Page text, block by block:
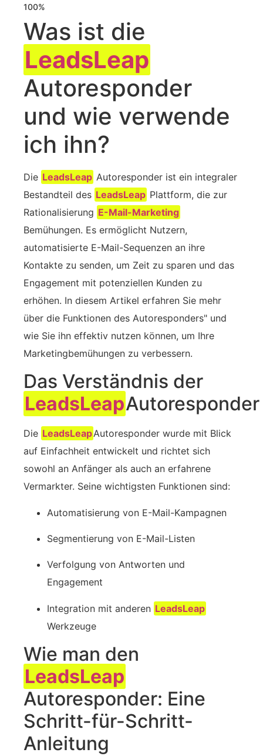
100%
Was ist die
LeadsLeap
Autoresponder
und wie verwende
ich ihn?
Die LeadsLeap Autoresponder ist ein integraler
Bestandteil des LeadsLeap Plattform, die zur
Rationalisierung E-Mail-Marketing
Bemühungen. Es ermöglicht Nutzern,
automatisierte E-Mail-Sequenzen an ihre
Kontakte zu senden, um Zeit zu sparen und das
Engagement mit potenziellen Kunden zu
erhöhen. In diesem Artikel erfahren Sie mehr
über die Funktionen des ‍Autoresponders" und
wie Sie ihn effektiv nutzen können, um Ihre
Marketingbemühungen zu verbessern.
Das Verständnis der
LeadsLeapAutoresponder
Die LeadsLeapAutoresponder wurde mit Blick
auf Einfachheit entwickelt und richtet sich
sowohl an Anfänger als auch an erfahrene
Vermarkter. Seine wichtigsten Funktionen sind:
Automatisierung von E-Mail‍-Kampagnen
Segmentierung von E-Mail‍-Listen
Verfolgung von Antworten und
Engagement
Integration mit anderen LeadsLeap
Werkzeuge
Wie man den
LeadsLeap
Autoresponder: Eine
Schritt-für-Schritt-
Anleitung